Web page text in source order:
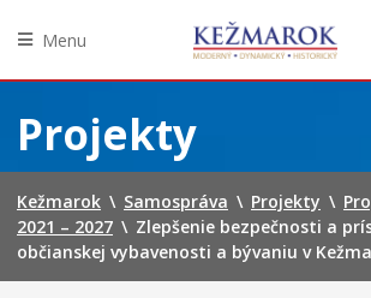
obsah
Menu
Projekty
Kežmarok \ Samospráva \ Projekty \
2021 – 2027 \ Zlepšenie bezpečnosti a
občianskej vybavenosti a bývaniu v